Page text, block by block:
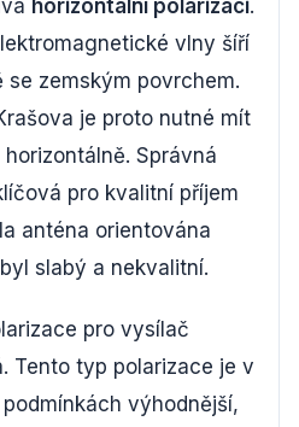
horizontální polarizaci.
vlny šíří
se zemským povrchem.
je proto nutné mít
Správná
pro kvalitní příjem
anténa orientována
slabý a nekvalitní.
pro vysílač
Tento typ polarizace je v
výhodnější,